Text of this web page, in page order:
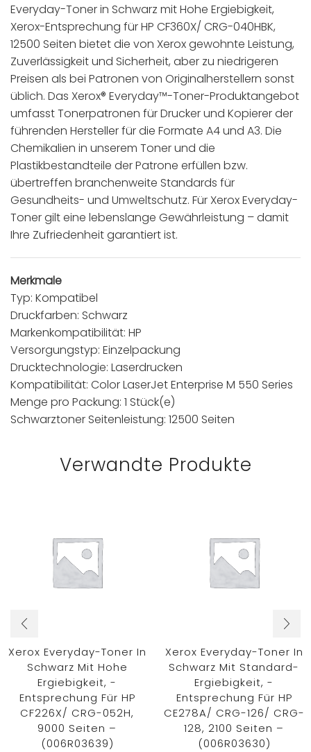
Everyday-Toner in Schwarz mit Hohe Ergiebigkeit,
Xerox-Entsprechung für HP CF360X/ CRG-040HBK,
12500 Seiten bietet die von Xerox gewohnte Leistung,
Zuverlässigkeit und Sicherheit, aber zu niedrigeren
Preisen als bei Patronen von Originalherstellern sonst
üblich. Das Xerox® Everyday™-Toner-Produktangebot
umfasst Tonerpatronen für Drucker und Kopierer der
führenden Hersteller für die Formate A4 und A3. Die
Chemikalien in unserem Toner und die
Plastikbestandteile der Patrone erfüllen bzw.
übertreffen branchenweite Standards für
Gesundheits- und Umweltschutz. Für Xerox Everyday-
Toner gilt eine lebenslange Gewährleistung – damit
Ihre Zufriedenheit garantiert ist.
Merkmale
Typ: Kompatibel
Druckfarben: Schwarz
Markenkompatibilität: HP
Versorgungstyp: Einzelpackung
Drucktechnologie: Laserdrucken
Kompatibilität: Color LaserJet Enterprise M 550 Series
Menge pro Packung: 1 Stück(e)
Schwarztoner Seitenleistung: 12500 Seiten
Verwandte Produkte
Xerox Everyday-Toner In
Schwarz Mit Hohe
Ergiebigkeit, -
Entsprechung Für HP
CF226X/ CRG-052H,
9000 Seiten –
(006R03639)
Xerox Everyday-Toner In
Schwarz Mit Standard-
Ergiebigkeit, -
Entsprechung Für HP
CE278A/ CRG-126/ CRG-
128, 2100 Seiten –
(006R03630)